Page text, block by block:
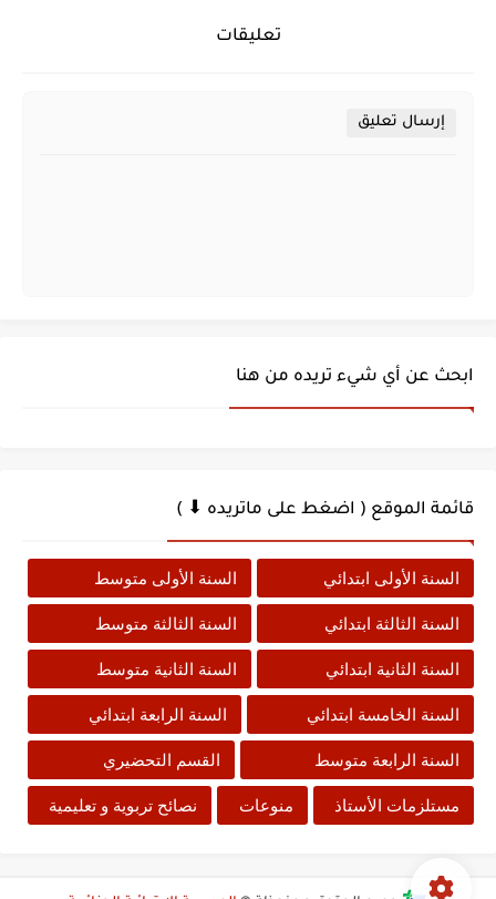
تعليقات
إرسال تعليق
ابحث عن أي شيء تريده من هنا
قائمة الموقع ( اضغط على ماتريده ⬇ )
السنة الأولى ابتدائي السنة الأولى متوسط
السنة الثالثة ابتدائي السنة الثالثة متوسط
السنة الثانية ابتدائي السنة الثانية متوسط
السنة الخامسة ابتدائي السنة الرابعة ابتدائي
السنة الرابعة متوسط القسم التحضيري
مستلزمات الأستاذ منوعات نصائح تربوية و تعليمية